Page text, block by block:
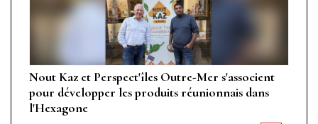
Nout Kaz et Perspect'îles Outre-Mer s'associent
pour développer les produits réunionnais dans
l'Hexagone